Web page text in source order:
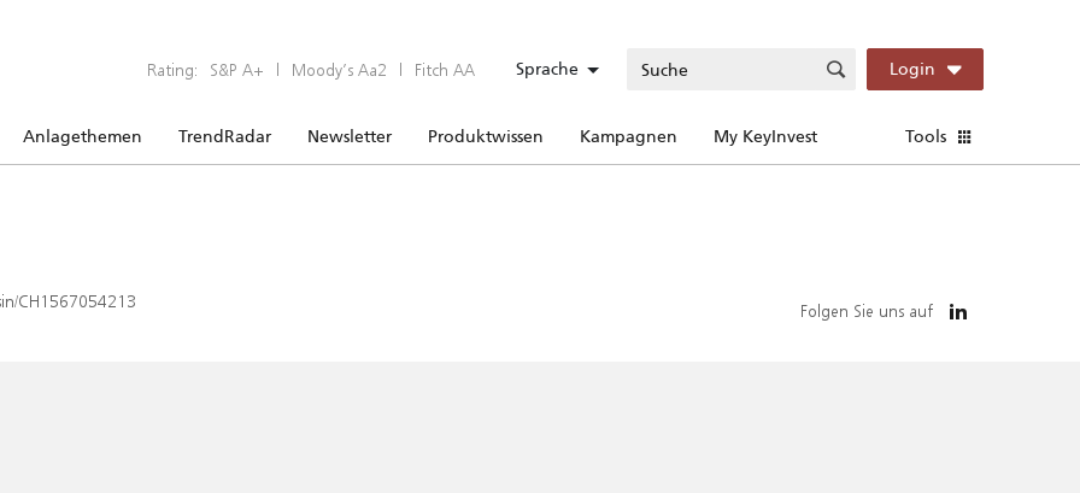
Rating: S&P A+ | Moody’s Aa2 | Fitch AA Sprache Login
Anlagethemen TrendRadar Newsletter Produktwissen Kampagnen My KeyInvest Tools
CH1567054213 Folgen Sie uns auf